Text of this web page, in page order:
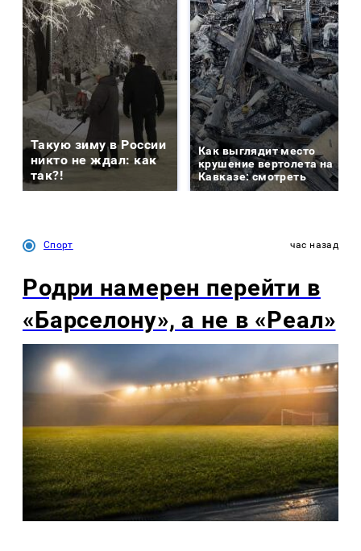
Такую зиму в России
никто не ждал: как
так?!
Как выглядит место
крушение вертолета на
Кавказе: смотреть
Спорт час назад
Родри намерен перейти в
«Барселону», а не в «Реал»